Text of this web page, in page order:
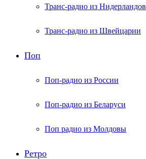
Транс-радио из Нидерландов
Транс-радио из Швейцарии
Поп
Поп-радио из России
Поп-радио из Беларуси
Поп радио из Молдовы
Ретро